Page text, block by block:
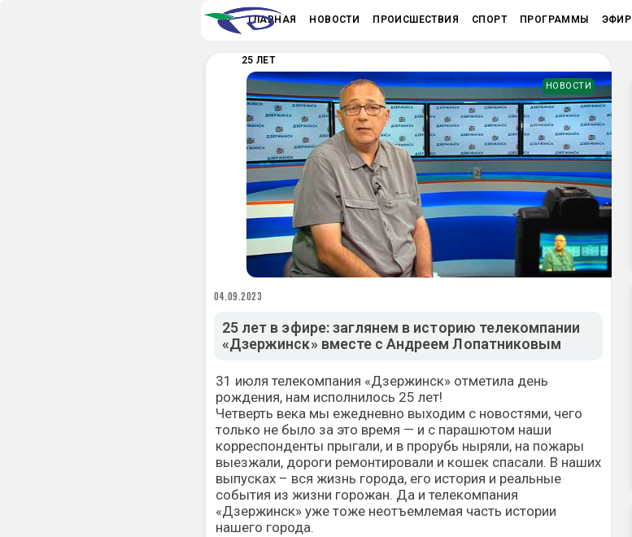
ГЛАВНАЯ НОВОСТИ ПРОИСШЕСТВИЯ СПОРТ ПРОГРАММЫ ЭФИР
25 ЛЕТ
НОВОСТИ
04.09.2023
25 лет в эфире: заглянем в историю телекомпании
«Дзержинск» вместе с Андреем Лопатниковым
31 июля телекомпания «Дзержинск» отметила день
рождения, нам исполнилось 25 лет!
Четверть века мы ежедневно выходим с новостями, чего
только не было за это время — и с парашютом наши
корреспонденты прыгали, и в прорубь ныряли, на пожары
выезжали, дороги ремонтировали и кошек спасали. В наших
выпусках – вся жизнь города, его история и реальные
события из жизни горожан. Да и телекомпания
«Дзержинск» уже тоже неотъемлемая часть истории
нашего города.